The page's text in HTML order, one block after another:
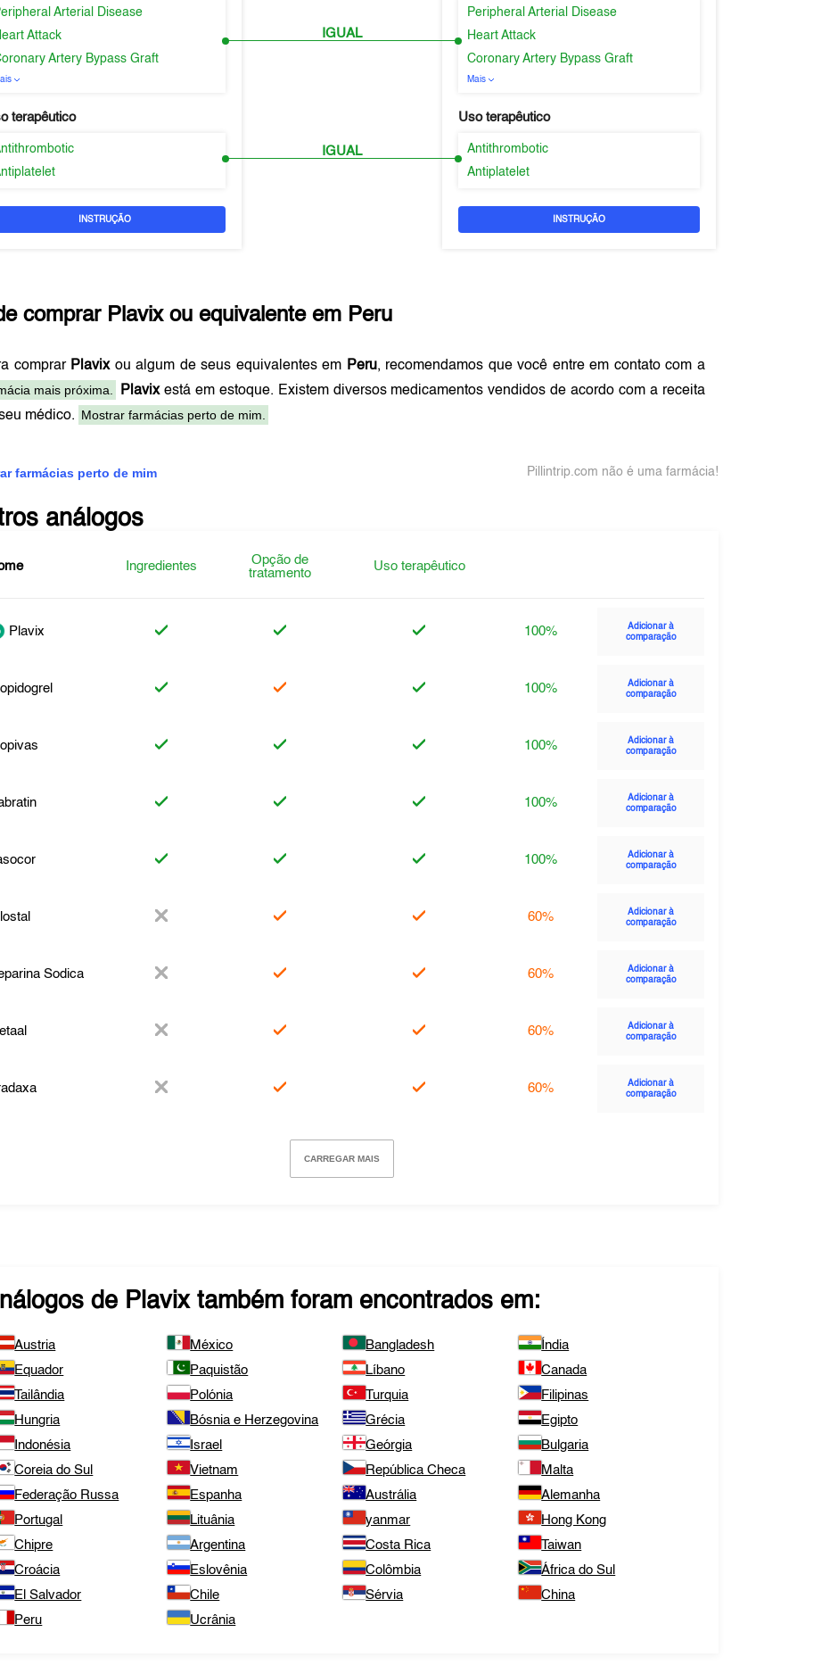
Arterial Disease
Attack
Artery Bypass Graft
terapêutico
INSTRUÇÃO
IGUAL
IGUAL
Peripheral Arterial Disease
Heart Attack
Coronary Artery Bypass Graft
Mais
Uso terapêutico
Antithrombotic
Antiplatelet
INSTRUÇÃO
comprar Plavixou equivalente em Peru
comprar Plavixou algum de seus equivalentes em Peru, recomendamos que você entre em contato com a
mais próxima.
Plavixestá em estoque. Existem diversos medicamentos vendidos de acordo com a receita
médico. Mostrar farmácias perto de mim.
farmácias perto de mim Pillintrip.com não é uma farmácia!
análogos
Ingredientes
Opção de
tratamento
Uso terapêutico
Plavix 100%
Adicionar à
comparação
100%
Adicionar à
comparação
100%
Adicionar à
comparação
100%
Adicionar à
comparação
100%
Adicionar à
comparação
60%
Adicionar à
comparação
Sodica 60%
Adicionar à
comparação
60%
Adicionar à
comparação
60%
Adicionar à
comparação
CARREGAR MAIS
de Plavixtambém foram encontrados em:
Austria México Bangladesh
Índia
Equador
Paquistão Líbano
Canada
Tailândia
Polónia Turquia
Filipinas
Hungria
Bósnia e Herzegovina Grécia
Egipto
Indonésia
Israel Geórgia
Bulgaria
Coreia do Sul
Vietnam República Checa
Malta
Federação Russa
Espanha Austrália
Alemanha
Portugal
Lituânia yanmar
Hong Kong
Chipre
Argentina Costa Rica
Taiwan
Croácia
Eslovênia Colômbia
África do Sul
El Salvador
Chile Sérvia
China
Peru
Ucrânia